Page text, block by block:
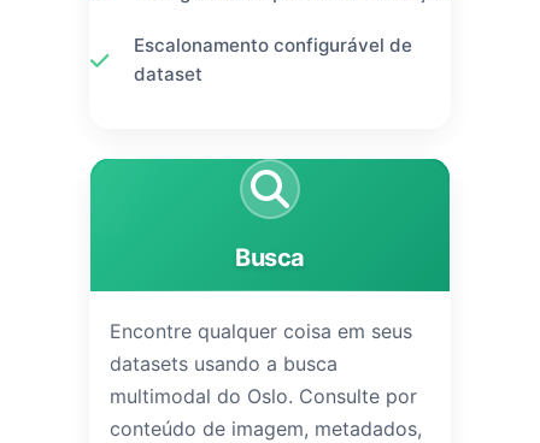
Escalonamento configurável de
dataset
Busca
Encontre qualquer coisa em seus
datasets usando a busca
multimodal do Oslo. Consulte por
conteúdo de imagem, metadados,